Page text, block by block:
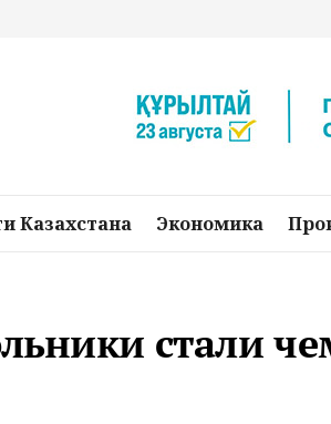
Казахстана Экономика
стали